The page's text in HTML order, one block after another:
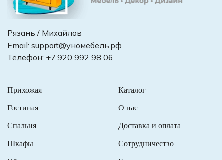
Рязань / Михайлов
Email: support@уномебель.рф
Телефон: +7 920 992 98 06
Прихожая
Гостиная
Спальня
Шкафы
Каталог
О нас
Доставка и оплата
Сотрудничество